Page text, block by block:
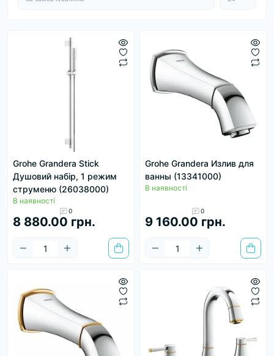
Grohe Grandera Stick
Душовий набір, 1 режим
струменю (26038000)
В наявності
0
8 880.00 грн.
Grohe Grandera Излив для
ванны (13341000)
В наявності
0
9 160.00 грн.